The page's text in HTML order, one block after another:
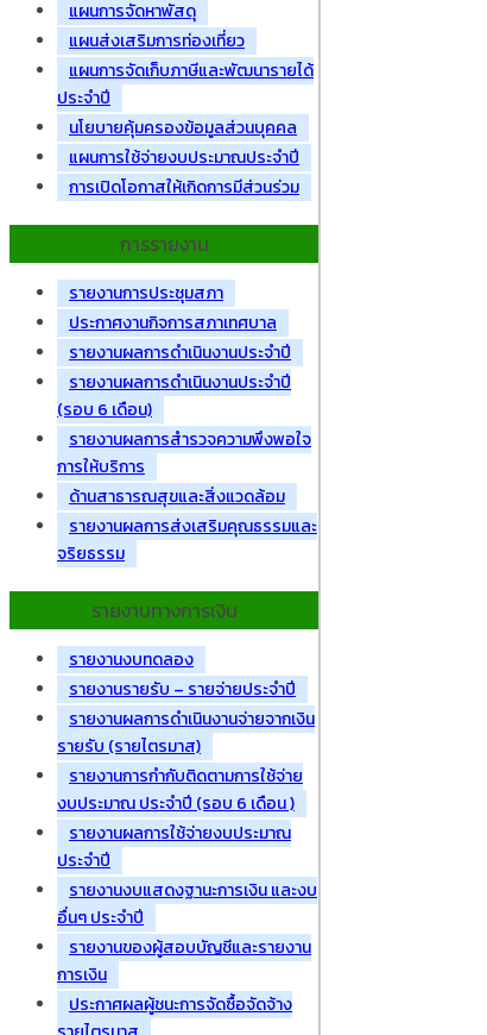
แผนการจัดหาพัสดุ
แผนส่งเสริมการท่องเที่ยว
แผนการจัดเก็บภาษีและพัฒนารายได้
ประจำปี
นโยบายคุ้มครองข้อมูลส่วนบุคคล
แผนการใช้จ่ายงบประมาณประจำปี
การเปิดโอกาสให้เกิดการมีส่วนร่วม
การรายงาน
รายงานการประชุมสภา
ประกาศงานกิจการสภาเทศบาล
รายงานผลการดำเนินงานประจำปี
รายงานผลการดำเนินงานประจำปี
(รอบ 6 เดือน)
รายงานผลการสำรวจความพึงพอใจ
การให้บริการ
ด้านสาธารณสุขและสิ่งแวดล้อม
รายงานผลการส่งเสริมคุณธรรมและ
จริยธรรม
รายงานทางการเงิน
รายงานงบทดลอง
รายงานรายรับ – รายจ่ายประจำปี
รายงานผลการดำเนินงานจ่ายจากเงิน
รายรับ (รายไตรมาส)
รายงานการกำกับติดตามการใช้จ่าย
งบประมาณ ประจำปี (รอบ 6 เดือน )
รายงานผลการใช้จ่ายงบประมาณ
ประจำปี
รายงานงบแสดงฐานะการเงิน และงบ
อื่นๆ ประจำปี
รายงานของผู้สอบบัญชีและรายงาน
การเงิน
ประกาศผลผู้ชนะการจัดซื้อจัดจ้าง